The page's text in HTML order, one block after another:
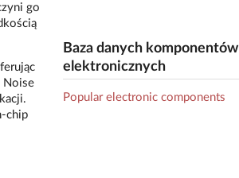
go
Noise
chip
Baza danych komponentów
elektronicznych
Popular electronic components